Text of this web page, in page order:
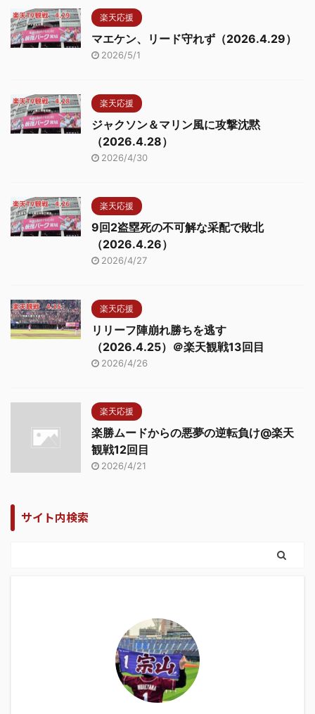
楽天応援
マエケン、リード守れず（2026.4.29）
2026/5/1
楽天応援
ジャクソン＆マリン風に攻撃沈黙
（2026.4.28）
2026/4/30
楽天応援
9回2盗塁死の不可解な采配で敗北
（2026.4.26）
2026/4/27
楽天応援
リリーフ陣崩れ勝ちを逃す
（2026.4.25）＠楽天観戦13回目
2026/4/26
楽天応援
楽勝ムードからの悪夢の逆転負け@楽天
観戦12回目
2026/4/21
サイト内検索